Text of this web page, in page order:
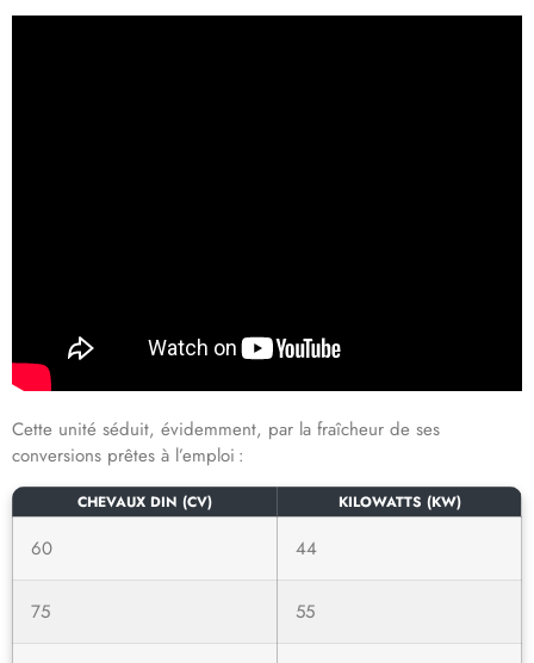
Cette unité séduit, évidemment, par la fraîcheur de ses
conversions prêtes à l’emploi :
CHEVAUX DIN (CV) KILOWATTS (KW)
60 44
75 55